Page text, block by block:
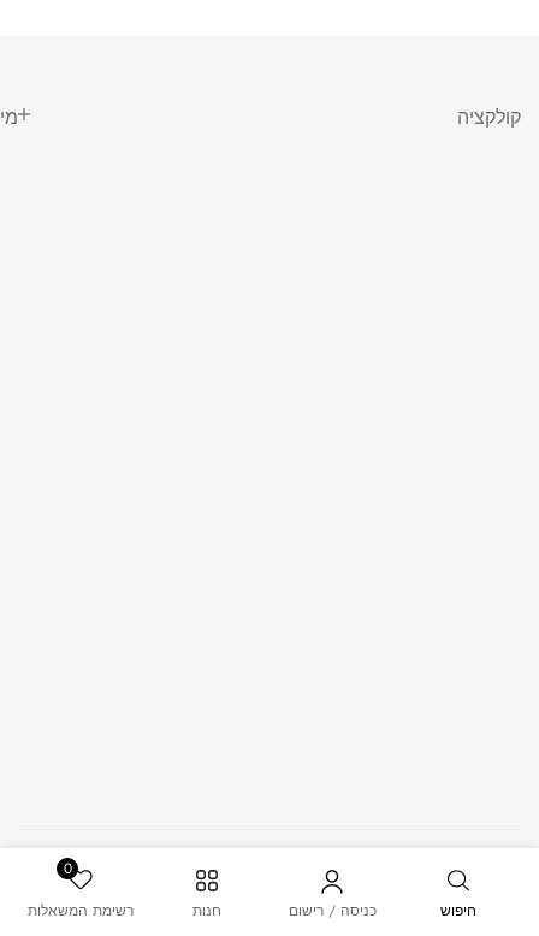
חיפוש כניסה / רישום חנות
0
רשימת המשאלות
קולקציה